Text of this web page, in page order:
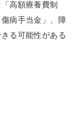
高額療養費制
病手当金」、障
る可能性がある